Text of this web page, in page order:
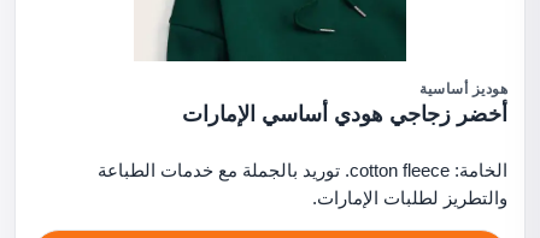
هوديز أساسية
أخضر زجاجي هودي أساسي الإمارات
الخامة: cotton fleece. توريد بالجملة مع خدمات الطباعة
والتطريز لطلبات الإمارات.